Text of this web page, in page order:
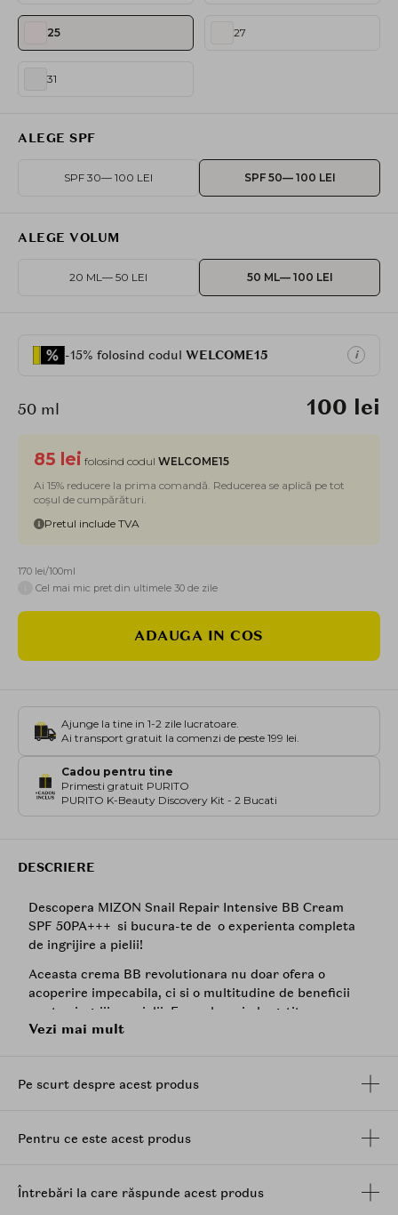
25 27
31
ALEGE SPF
SPF 30— 100 LEI SPF 50— 100 LEI
ALEGE VOLUM
20 ML — 50 LEI 50 ML— 100 LEI
-15% folosind codul WELCOME15 i
50 ml 100 lei
85 lei folosind codul WELCOME15
Ai 15% reducere la prima comandă. Reducerea se aplică pe tot
coșul de cumpărături.
Pretul include TVA
170 lei/100ml
Cel mai mic pret din ultimele 30 de zile
ADAUGA IN COS
Ajunge la tine in 1-2 zile lucratoare.
Ai transport gratuit la comenzi de peste 199 lei.
Cadou pentru tine
Primesti gratuit PURITO
PURITO K-Beauty Discovery Kit - 2 Bucati
DESCRIERE
Descopera MIZON Snail Repair Intensive BB Cream
SPF 50PA+++ si bucura-te de o experienta completa
de ingrijire a pielii!
Aceasta crema BB revolutionara nu doar ofera o
acoperire impecabila, ci si o multitudine de beneficii
pentru ingrijirea pielii. Formula sa imbogatita cu
extract demucina de melc
ridurile.
protejeaza eficient de razele UVA si UVB daunatoare,
oferind un finisaj proaspat si natural, perfect pentru
Vezi mai mult
Pe scurt despre acest produs
Pentru ce este acest produs
Întrebări la care răspunde acest produs